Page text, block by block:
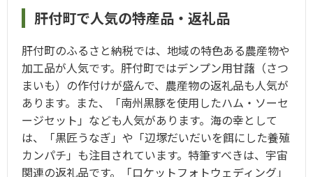
肝付町で人気の特産品・返礼品
肝付町のふるさと納税では、地域の特色ある農産物や
加工品が人気です。肝付町ではデンプン用甘藷（さつ
まいも）の作付けが盛んで、農産物の返礼品も人気が
あります。また、「南州黒豚を使用したハム・ソーセ
ージセット」なども人気があります。海の幸として
は、「黒匠うなぎ」や「辺塚だいだいを餌にした養殖
カンパチ」も注目されています。特筆すべきは、宇宙
関連の返礼品です。「ロケットフォトウェディング」